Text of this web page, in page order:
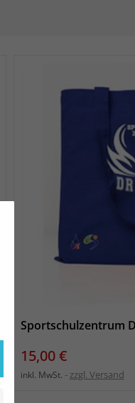
Sportschulzentrum
Preis
15,00 €
inkl. MwSt. zzgl. Versand